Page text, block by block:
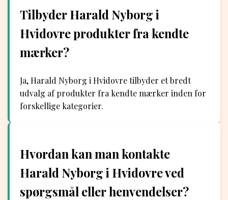
Tilbyder Harald Nyborg i
Hvidovre produkter fra kendte
mærker?
Ja, Harald Nyborg i Hvidovre tilbyder et bredt
udvalg af produkter fra kendte mærker inden for
forskellige kategorier.
Hvordan kan man kontakte
Harald Nyborg i Hvidovre ved
spørgsmål eller henvendelser?